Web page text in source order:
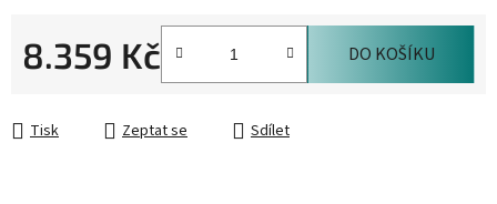
8.359 Kč DO KOŠÍKU
Tisk Zeptat se Sdílet